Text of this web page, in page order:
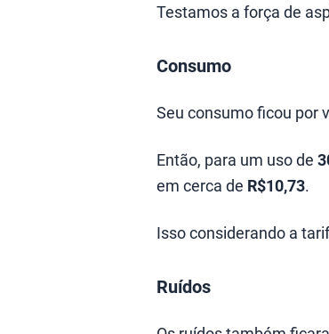
Testamos a força de
Consumo
Seu consumo ficou por
Então, para um uso de
em cerca de R$10,73.
Isso considerando a
Ruídos